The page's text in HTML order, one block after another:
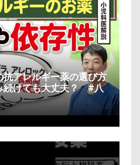
アレルギー薬の選び方
続けても大丈夫？ #八